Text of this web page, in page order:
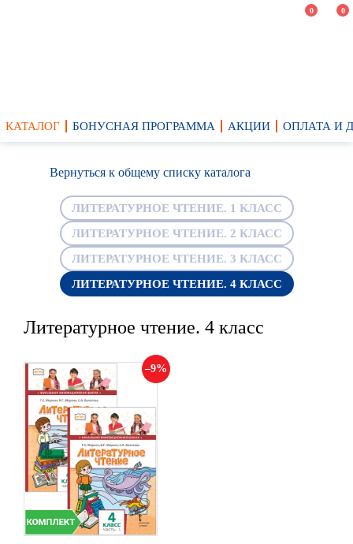
0 0
КАТАЛОГ БОНУСНАЯ ПРОГРАММА АКЦИИ ОПЛАТА И
Вернуться к общему списку каталога
ЛИТЕРАТУРНОЕ ЧТЕНИЕ. 1 КЛАСС
ЛИТЕРАТУРНОЕ ЧТЕНИЕ. 2 КЛАСС
ЛИТЕРАТУРНОЕ ЧТЕНИЕ. 3 КЛАСС
ЛИТЕРАТУРНОЕ ЧТЕНИЕ. 4 КЛАСС
Литературное чтение. 4 класс
9